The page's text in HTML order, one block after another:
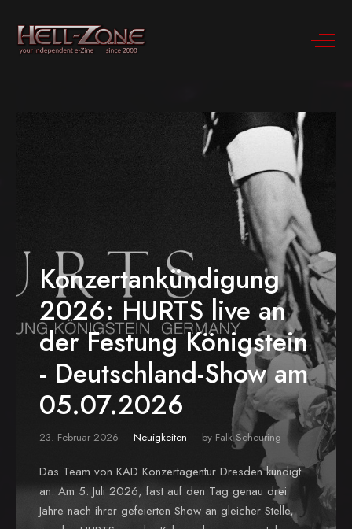
Konzertankündigung
2026: HURTS live an
der Festung Königstein
- Deutschland-Show am
05.07.2026
23. Februar 2026 Neuigkeiten by Falk Scheuring
Das Team von KAD Konzertagentur Dresden kündigt
an: Am 5. Juli 2026, fast auf den Tag genau drei
Jahre nach ihrer gefeierten Show an gleicher Stelle,